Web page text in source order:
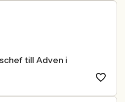
till Adven i